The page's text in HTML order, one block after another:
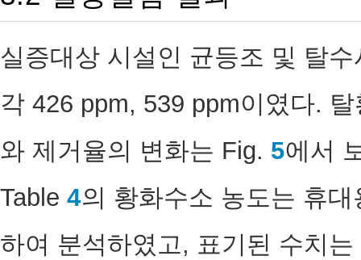
실증대상 시설인 균등조 및 탈
각 426 ppm, 539 ppm이였다.
와 제거율의 변화는 Fig. 5에서
Table 4의 황화수소 농도는 휴
하여 분석하였고, 표기된 수치